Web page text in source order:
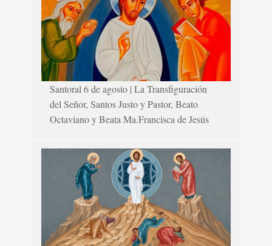
Santoral 6 de agosto | La Transfiguración
del Señor, Santos Justo y Pastor, Beato
Octaviano y Beata Ma.Francisca de Jesús